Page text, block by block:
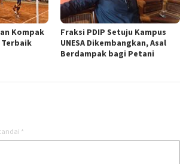
Kompak
Terbaik
Fraksi PDIP Setuju Kampus
UNESA Dikembangkan, Asal
Berdampak bagi Petani
*